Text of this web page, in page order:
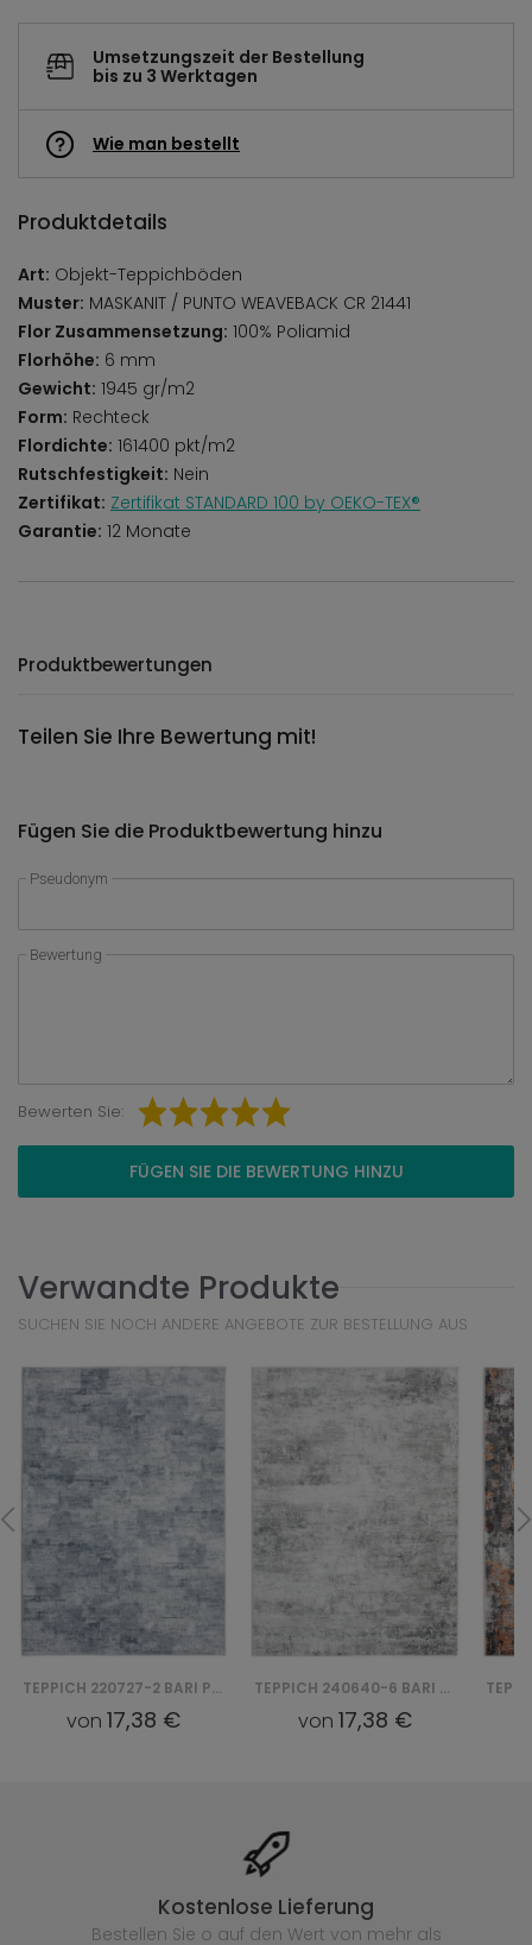
Umsetzungszeit der Bestellung
bis zu 3 Werktagen
Wie man bestellt
Produktdetails
Art: Objekt-Teppichböden
Muster: MASKANIT / PUNTO WEAVEBACK CR 21441
Flor Zusammensetzung: 100% Poliamid
Florhöhe: 6 mm
Gewicht: 1945 gr/m2
Form: Rechteck
Flordichte: 161400 pkt/m2
Rutschfestigkeit: Nein
Zertifikat: Zertifikat STANDARD 100 by OEKO-TEX®
Garantie: 12 Monate
Produktbewertungen
Teilen Sie Ihre Bewertung mit!
Fügen Sie die Produktbewertung hinzu
Pseudonym
Bewertung
Bewerten Sie:
FÜGEN SIE DIE BEWERTUNG HINZU
Verwandte Produkte
SUCHEN SIE NOCH ANDERE ANGEBOTE ZUR BESTELLUNG AUS
TEPPICH 220727-2 BARI PRINT (D)
von17,38 €
TEPPICH 240640-6 BARI PRINT
von17,38 €
Kostenlose Lieferung
Bestellen Sie o auf den Wert von mehr als